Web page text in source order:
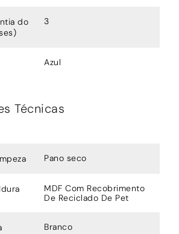
do
3
Azul
Técnicas
Pano seco
MDF Com Recobrimento
De Reciclado De Pet
Branco